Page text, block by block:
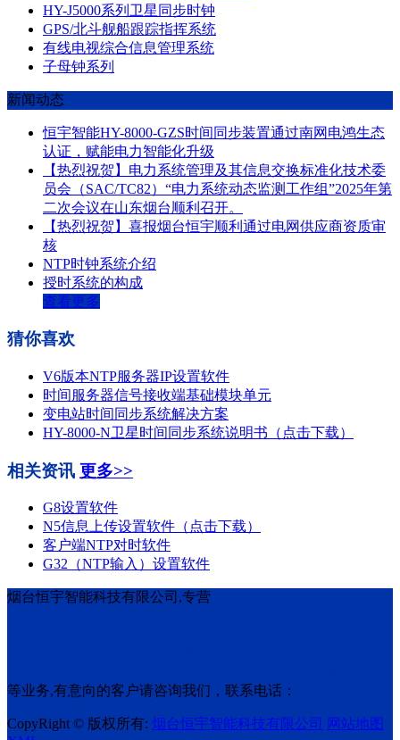
HY-J5000系列卫星同步时钟
GPS/北斗舰船跟踪指挥系统
有线电视综合信息管理系统
子母钟系列
新闻动态
恒宇智能HY-8000-GZS时间同步装置通过南网电鸿生态
认证，赋能电力智能化升级​
【热烈祝贺】电力系统管理及其信息交换标准化技术委
员会（SAC/TC82）“电力系统动态监测工作组”2025年第
二次会议在山东烟台顺利召开。
【热烈祝贺】喜报烟台恒宇顺利通过电网供应商资质审
核
NTP时钟系统介绍
授时系统的构成
查看更多
猜你喜欢
V6版本NTP服务器IP设置软件
时间服务器信号接收端基础模块单元
变电站时间同步系统解决方案
HY-8000-N卫星时间同步系统说明书（点击下载）
相关资讯 更多>>
G8设置软件
N5信息上传设置软件（点击下载）
客户端NTP对时软件
G32（NTP输入）设置软件
烟台恒宇智能科技有限公司,专营
等业务,有意向的客户请咨询我们，联系电话：
CopyRight © 版权所有: 烟台恒宇智能科技有限公司
网站地图